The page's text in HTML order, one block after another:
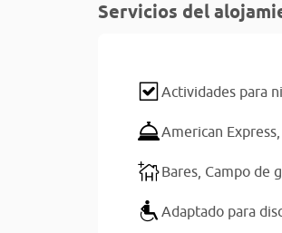
Servicios del
Actividades para
American Express,
Bares, Campo de
Adaptado para